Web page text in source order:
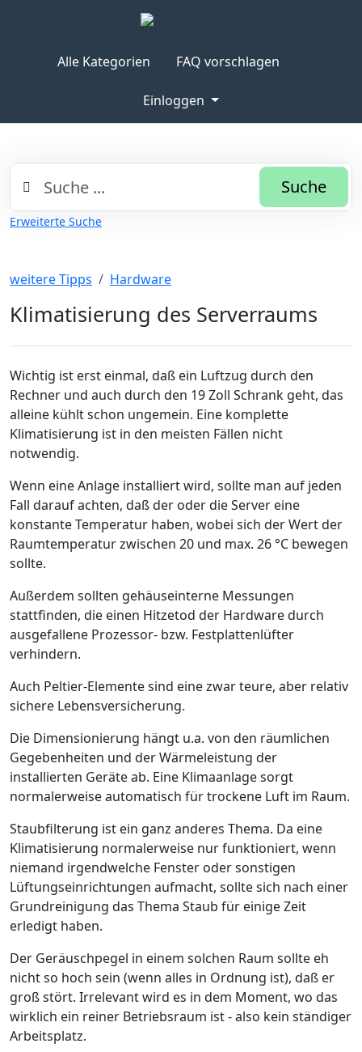
Alle Kategorien FAQ vorschlagen
Einloggen
Suche
Erweiterte Suche
weitere Tipps Hardware
Klimatisierung des Serverraums
Wichtig ist erst einmal, daß ein Luftzug durch den
Rechner und auch durch den 19 Zoll Schrank geht, das
alleine kühlt schon ungemein. Eine komplette
Klimatisierung ist in den meisten Fällen nicht
notwendig.
Wenn eine Anlage installiert wird, sollte man auf jeden
Fall darauf achten, daß der oder die Server eine
konstante Temperatur haben, wobei sich der Wert der
Raumtemperatur zwischen 20 und max. 26 °C bewegen
sollte.
Außerdem sollten gehäuseinterne Messungen
stattfinden, die einen Hitzetod der Hardware durch
ausgefallene Prozessor- bzw. Festplattenlüfter
verhindern.
Auch Peltier-Elemente sind eine zwar teure, aber relativ
sichere Lebensversicherung.
Die Dimensionierung hängt u.a. von den räumlichen
Gegebenheiten und der Wärmeleistung der
installierten Geräte ab. Eine Klimaanlage sorgt
normalerweise automatisch für trockene Luft im Raum.
Staubfilterung ist ein ganz anderes Thema. Da eine
Klimatisierung normalerweise nur funktioniert, wenn
niemand irgendwelche Fenster oder sonstigen
Lüftungseinrichtungen aufmacht, sollte sich nach einer
Grundreinigung das Thema Staub für einige Zeit
erledigt haben.
Der Geräuschpegel in einem solchen Raum sollte eh
nicht so hoch sein (wenn alles in Ordnung ist), daß er
groß stört. Irrelevant wird es in dem Moment, wo das
wirklich ein reiner Betriebsraum ist - also kein ständiger
Arbeitsplatz.